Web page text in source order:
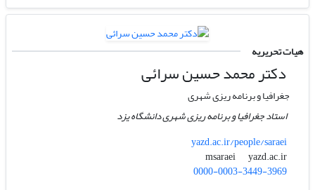
هیات تحریریه
دکتر محمد حسین سرائی
جغرافیا و برنامه ریزی شهری
استاد جغرافیا و برنامه ریزی شهری دانشگاه یزد
yazd.ac.ir/people/saraei
msaraei
yazd.ac.ir
0000-0003-3449-3969